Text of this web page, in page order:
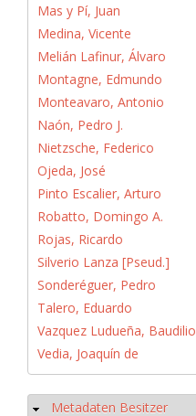
Mas y Pí, Juan
Medina, Vicente
Melián Lafinur, Álvaro
Montagne, Edmundo
Monteavaro, Antonio
Naón, Pedro J.
Nietzsche, Federico
Ojeda, José
Pinto Escalier, Arturo
Robatto, Domingo A.
Rojas, Ricardo
Silverio Lanza [Pseud.]
Sonderéguer, Pedro
Talero, Eduardo
Vazquez Ludueña, Baudilio
Vedia, Joaquín de
Ausblenden
Metadaten Besitzer